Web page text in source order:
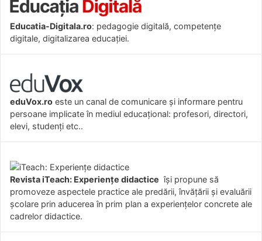
Educatia-Digitala.ro: pedagogie digitală, competențe
digitale, digitalizarea educației.
eduVox.ro este un canal de comunicare și informare pentru
persoane implicate în mediul educațional: profesori, directori,
elevi, studenți etc..
Revista iTeach: Experienţe didactice îşi propune să
promoveze aspectele practice ale predării, învăţării şi evaluării
şcolare prin aducerea în prim plan a experienţelor concrete ale
cadrelor didactice.